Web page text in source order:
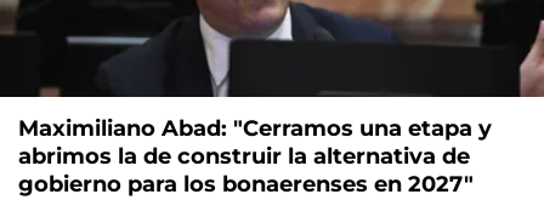
Maximiliano Abad: "Cerramos una etapa y
abrimos la de construir la alternativa de
gobierno para los bonaerenses en 2027"